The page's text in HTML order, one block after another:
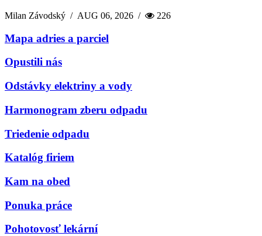
Milan Závodský /AUG 06, 2026 / 226
Mapa adries a parciel
Opustili nás
Odstávky elektriny a vody
Harmonogram zberu odpadu
Triedenie odpadu
Katalóg firiem
Kam na obed
Ponuka práce
Pohotovosť lekární